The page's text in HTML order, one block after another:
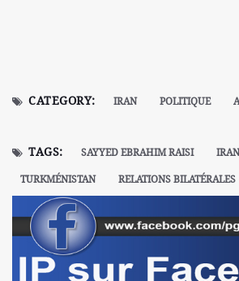
CATEGORY: IRAN POLITIQUE
TAGS: SAYYED EBRAHIM RAISI
TURKMÉNISTAN
RELATIONS BILATÉRALES